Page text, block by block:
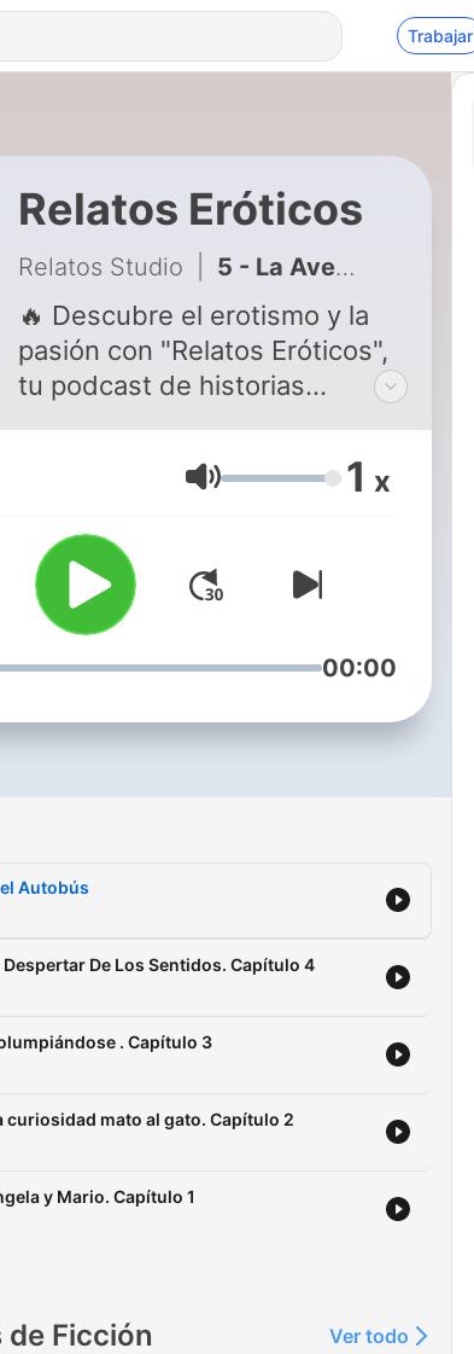
Trabajar
Relatos Eróticos
Relatos Studio 5 - La Aventura Inesperada en el Autobús
🔥 Descubre el erotismo y la
pasión con "Relatos Eróticos",
tu podcast de historias
Sumérgete en cuentos para
adultos y narraciones
transforma en aventura. Cada
semana, te traemos
audiorrelatos audaces para
redescubrir la intimidad,
confesiones íntimas. 🎧 Si
explorar los límites del deseo,
nuestra travesía. "Relatos
creías perdida. 🎙️ Temas:
eróticos, deseo, intimidad,
Volumen 1 x
00:00
Autobús
De Los Sentidos. Capítulo 4
. Capítulo 3
curiosidad mato al gato. Capítulo 2
y Mario. Capítulo 1
Ficción Ver todo